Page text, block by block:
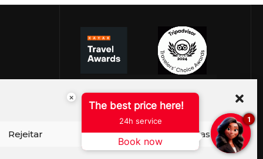
Rejeitar Ver preferências
×
The best price here!
24h service
Book now
1